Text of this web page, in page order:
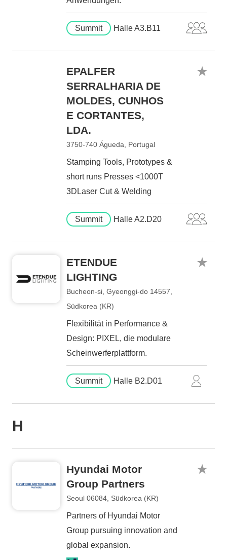
Summit Halle A3.B11
EPALFER
SERRALHARIA DE
MOLDES, CUNHOS
E CORTANTES,
LDA.
3750-740 Águeda, Portugal
Stamping Tools, Prototypes &
short runs Presses <1000T
3DLaser Cut & Welding
Summit Halle A2.D20
ETENDUE
LIGHTING
Bucheon-si, Gyeonggi-do 14557,
Südkorea (KR)
Flexibilität in Performance &
Design: PIXEL, die modulare
Scheinwerferplattform.
Summit Halle B2.D01
H
Hyundai Motor
Group Partners
Seoul 06084, Südkorea (KR)
Partners of Hyundai Motor
Group pursuing innovation and
global expansion.